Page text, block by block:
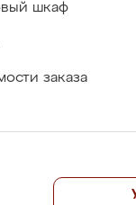
шкаф
заказа